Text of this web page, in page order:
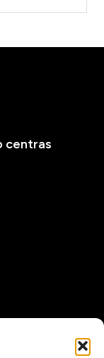
centras